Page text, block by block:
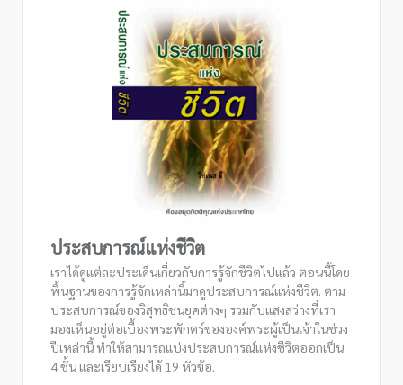
ประสบการณ์แห่งชีวิต
เราได้ดูแต่ละประเด็นเกี่ยวกับการรู้จักชีวิตไปแล้ว ตอนนี้โดย
พื้นฐานของการรู้จักเหล่านี้มาดูประสบการณ์แห่งชีวิต. ตาม
ประสบการณ์ของวิสุทธิชนยุคต่างๆ รวมกับแสงสว่างที่เรา
มองเห็นอยู่ต่อเบื้องพระพักตร์ขององค์พระผู้เป็นเจ้าในช่วง
ปีเหล่านี้ ทำให้สามารถแบ่งประสบการณ์แห่งชีวิตออกเป็น
4 ชั้น และเรียบเรียงได้ 19 หัวข้อ.